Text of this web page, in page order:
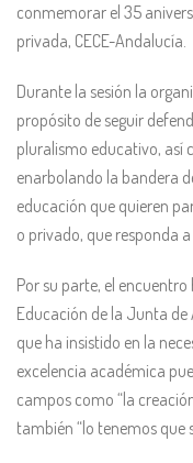
conmemorar el 35
privada, CECE-Andalucía.
Durante la sesión la
propósito de seguir
pluralismo educativo, así
enarbolando la bandera
educación que quieren
o privado, que responda
Por su parte, el
Educación de la Junta de
que ha insistido en la
excelencia académica
campos como “la
también “lo tenemos que